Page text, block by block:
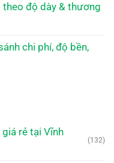
độ dày & thương
chi phí, độ bền,
rẻ tại Vĩnh
(132)